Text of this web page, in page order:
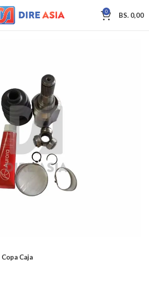
0 BS. 0,00
Copa Caja